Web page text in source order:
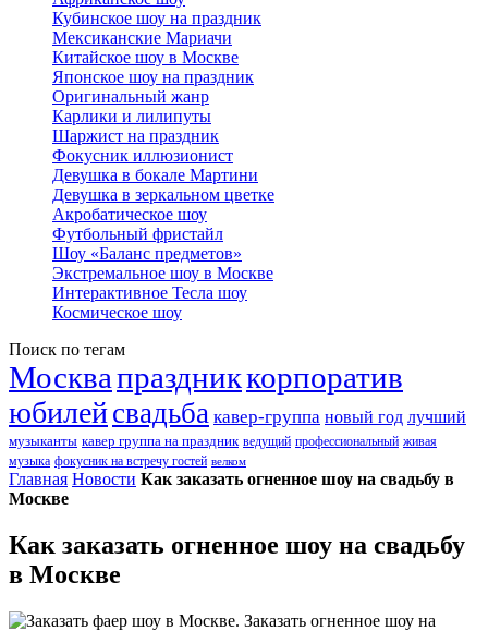
Кубинское шоу на праздник
Мексиканские Мариачи
Китайское шоу в Москве
Японское шоу на праздник
Оригинальный жанр
Карлики и лилипуты
Шаржист на праздник
Фокусник иллюзионист
Девушка в бокале Мартини
Девушка в зеркальном цветке
Акробатическое шоу
Футбольный фристайл
Шоу «Баланс предметов»
Экстремальное шоу в Москве
Интерактивное Тесла шоу
Космическое шоу
Поиск по тегам
Москвапраздниккорпоратив
юбилейсвадьба кавер-группа новый год лучший
музыканты кавер группа на праздник ведущий профессиональный живая
музыка фокусник на встречу гостей велком
Главная Новости Как заказать огненное шоу на свадьбу в
Москве
Как заказать огненное шоу на свадьбу
в Москве